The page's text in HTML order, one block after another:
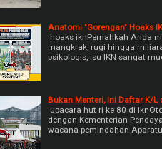
Anatomi "Gorengan" Hoaks
hoaks iknPernahkah Anda
mangkrak, rugi hingga
psikologis, isu IKN sangat
Bukan Menteri, Ini Daftar K/L
upacara hut ri ke 80 di
dengan Kementerian
wacana pemindahan